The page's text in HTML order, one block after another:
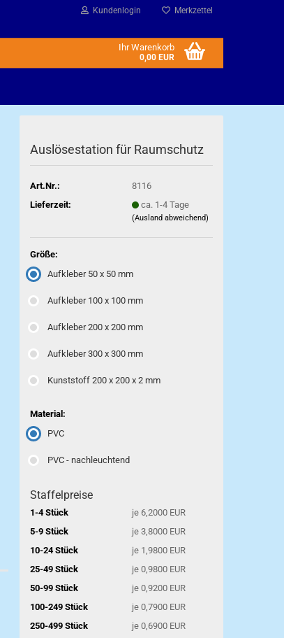
Kundenlogin Merkzettel
Ihr Warenkorb
0,00 EUR
Auslösestation für Raumschutz
Art.Nr.:
8116
Lieferzeit:
ca. 1-4 Tage
(Ausland abweichend)
Größe:
Aufkleber 50 x 50 mm
Aufkleber 100 x 100 mm
Aufkleber 200 x 200 mm
Aufkleber 300 x 300 mm
Kunststoff 200 x 200 x 2 mm
Material:
PVC
PVC - nachleuchtend
Staffelpreise
1-4 Stück
je 6,2000 EUR
5-9 Stück
je 3,8000 EUR
10-24 Stück
je 1,9800 EUR
25-49 Stück
je 0,9800 EUR
50-99 Stück
je 0,9200 EUR
100-249 Stück
je 0,7900 EUR
250-499 Stück
je 0,6900 EUR